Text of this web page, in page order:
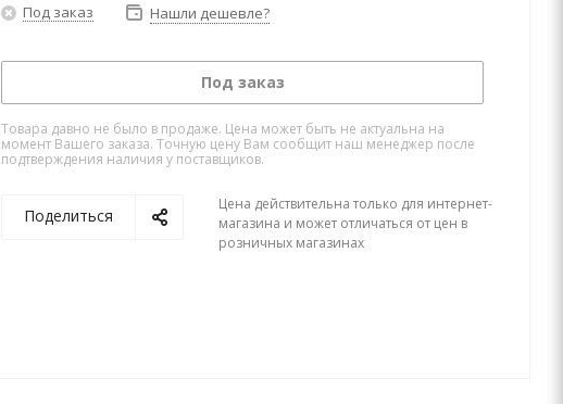
Под заказ Нашли дешевле?
Под заказ
Товара давно не было в продаже. Цена может быть не актуальна на
момент Вашего заказа. Точную цену Вам сообщит наш менеджер после
подтверждения наличия у поставщиков.
Поделиться
Цена действительна только для интернет-
магазина и может отличаться от цен в
розничных магазинах